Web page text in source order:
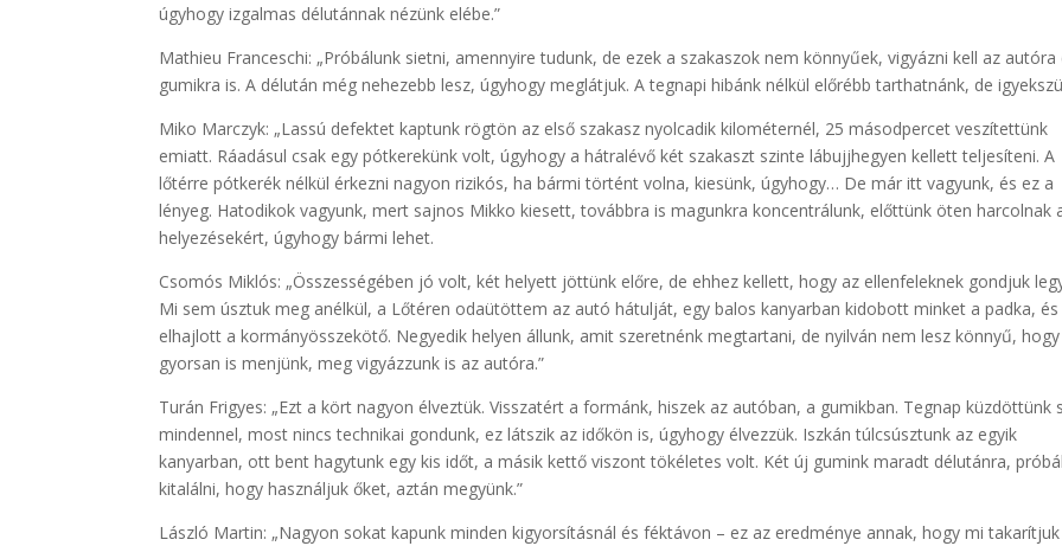
úgyhogy izgalmas délutánnak nézünk elébe.”
Mathieu Franceschi: „Próbálunk sietni, amennyire tudunk, de ezek a szakaszok nem könnyűek, vigyázni kell az autóra
gumikra is. A délután még nehezebb lesz, úgyhogy meglátjuk. A tegnapi hibánk nélkül előrébb tarthatnánk, de
Miko Marczyk: „Lassú defektet kaptunk rögtön az első szakasz nyolcadik kilométernél, 25 másodpercet veszítettünk
emiatt. Ráadásul csak egy pótkerekünk volt, úgyhogy a hátralévő két szakaszt szinte lábujjhegyen kellett teljesíteni. A
lőtérre pótkerék nélkül érkezni nagyon rizikós, ha bármi történt volna, kiesünk, úgyhogy… De már itt vagyunk, és ez a
lényeg. Hatodikok vagyunk, mert sajnos Mikko kiesett, továbbra is magunkra koncentrálunk, előttünk öten harcolnak
helyezésekért, úgyhogy bármi lehet.
Csomós Miklós: „Összességében jó volt, két helyett jöttünk előre, de ehhez kellett, hogy az ellenfeleknek gondjuk
Mi sem úsztuk meg anélkül, a Lőtéren odaütöttem az autó hátulját, egy balos kanyarban kidobott minket a padka, és
elhajlott a kormányösszekötő. Negyedik helyen állunk, amit szeretnénk megtartani, de nyilván nem lesz könnyű, hogy
gyorsan is menjünk, meg vigyázzunk is az autóra.”
Turán Frigyes: „Ezt a kört nagyon élveztük. Visszatért a formánk, hiszek az autóban, a gumikban. Tegnap küzdöttünk
mindennel, most nincs technikai gondunk, ez látszik az időkön is, úgyhogy élvezzük. Iszkán túlcsúsztunk az egyik
kanyarban, ott bent hagytunk egy kis időt, a másik kettő viszont tökéletes volt. Két új gumink maradt délutánra,
kitalálni, hogy használjuk őket, aztán megyünk.”
László Martin: „Nagyon sokat kapunk minden kigyorsításnál és féktávon – ez az eredménye annak, hogy mi